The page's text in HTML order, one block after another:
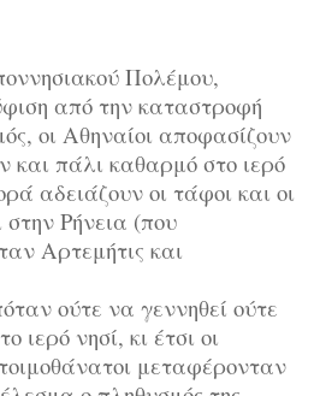
Πολέμου,
από την καταστροφή
οι Αθηναίοι αποφασίζουν
και πάλι καθαρμό στο ιερό
αδειάζουν οι τάφοι και οι
Ρήνεια (που
Αρτεμήτις και
ούτε να γεννηθεί ούτε
ιερό νησί, κι έτσι οι
μεταφέρονταν